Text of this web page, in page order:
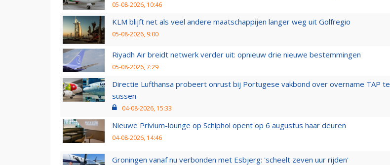
05-08-2026, 10:46
KLM blijft net als veel andere maatschappijen langer weg uit Golfregio
05-08-2026, 9:00
Riyadh Air breidt netwerk verder uit: opnieuw drie nieuwe bestemmingen
05-08-2026, 7:29
Directie Lufthansa probeert onrust bij Portugese vakbond over overname TAP te
sussen
04-08-2026, 15:33
Nieuwe Privium-lounge op Schiphol opent op 6 augustus haar deuren
04-08-2026, 14:46
Groningen vanaf nu verbonden met Esbjerg: 'scheelt zeven uur rijden'